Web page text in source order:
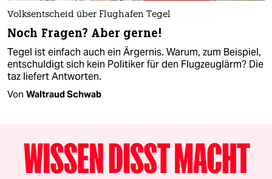
Volksentscheid über Flughafen Tegel
Noch Fragen? Aber gerne!
Tegel ist einfach auch ein Ärgernis. Warum, zum Beispiel,
entschuldigt sich kein Politiker für den Flugzeuglärm? Die
taz liefert Antworten.
Von Waltraud Schwab